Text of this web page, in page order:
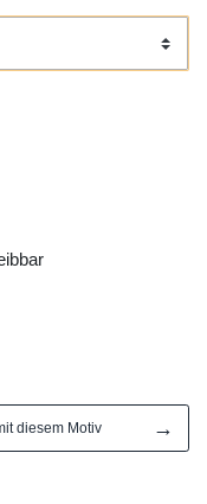
diesem Motiv →